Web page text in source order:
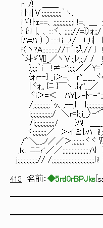
ri /! ＿
i!ﾄ
i!ゞ!ﾄｪ==、;;;;;;;;;;;;;i
} i}i! |、、:::ヾ、;;;;;//=}
{ﾊ=ﾊ ） ）::::::!i__ﾉ/ !;;!i|
ｆ(:ヽ?A:::::::::://T´i圦// }
｀斗ゞⅦ_／ヽ∨;;ﾚ;;;/ / !i
};;;;｀i￣!≠-'';;;;;／／
{ｫｒ‐‐} _i＞-、｀ｒ
|ヾｫ,, {ﾆ }￣ヽ .{ｨ''__／
ヾi＞=＜ ﾊYレ-ﾄ
/;;;;;;;;;;;｀ｩ、
i;;;;;;;;;;;;;;/ ＼
/i;;;;;;;;;;;;;/ }ﾊ
ヾ;;;;;;;;;／ ＞イ
/"＼__ノ／／＞
,ｋ、ﾆﾆｒ'.／
ｊ;;;;;;;;;;;;;// /;;;;;;;;;;;;;;;;;;;;;;;;;;;;}i!
413 名前： ◆5rd0rBPJks
アスキィの